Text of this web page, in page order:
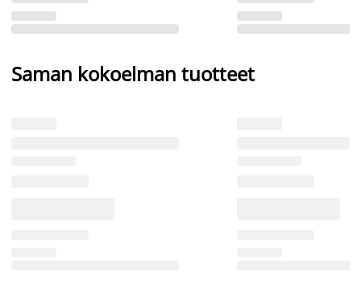
Saman kokoelman tuotteet